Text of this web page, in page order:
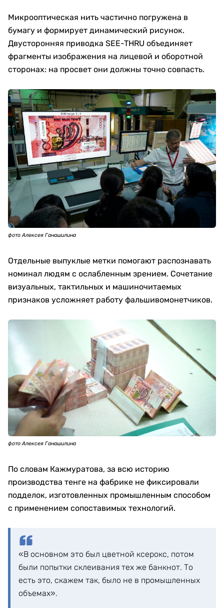
Микрооптическая нить частично погружена в
бумагу и формирует динамический рисунок.
Двусторонняя приводка SEE-THRU объединяет
фрагменты изображения на лицевой и оборотной
сторонах: на просвет они должны точно совпасть.
фото Алексея Ганашилина
Отдельные выпуклые метки помогают распознавать
номинал людям с ослабленным зрением. Сочетание
визуальных, тактильных и машиночитаемых
признаков усложняет работу фальшивомонетчиков.
фото Алексея Ганашилина
По словам Кажмуратова, за всю историю
производства тенге на фабрике не фиксировали
подделок, изготовленных промышленным способом
с применением сопоставимых технологий.
«В основном это был цветной ксерокс, потом
были попытки склеивания тех же банкнот. То
есть это, скажем так, было не в промышленных
объемах».